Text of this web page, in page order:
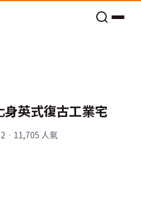
英式復古工業宅
· 11,705 人氣